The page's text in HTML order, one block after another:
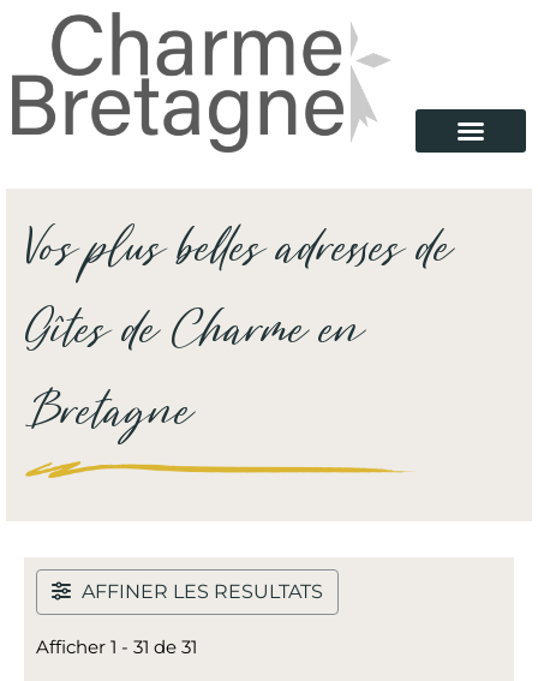
Vos plus belles adresses de
Gîtes de Charme en
Bretagne
AFFINER LES RESULTATS
Afficher 1 - 31 de 31